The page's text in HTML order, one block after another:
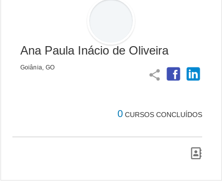
Ana Paula Inácio de Oliveira
Goiânia, GO
share
0 CURSOS CONCLUÍDOS